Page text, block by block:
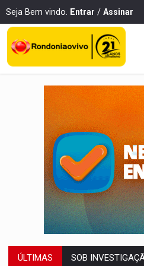
Seja Bem vindo. Entrar / Assinar
ÚLTIMAS ESQUEMA DE